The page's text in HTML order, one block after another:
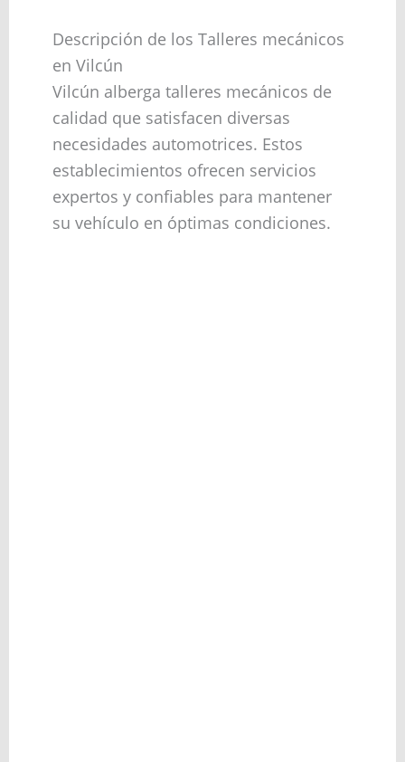
Descripción de los Talleres mecánicos
en Vilcún
Vilcún alberga talleres mecánicos de
calidad que satisfacen diversas
necesidades automotrices. Estos
establecimientos ofrecen servicios
expertos y confiables para mantener
su vehículo en óptimas condiciones.